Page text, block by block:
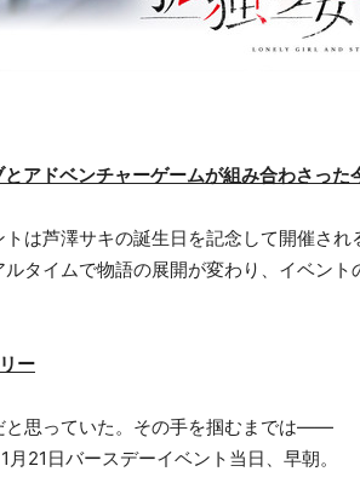
アドベンチャーゲームが組み合わさった
トは芦澤サキの誕生日を記念して開催さ
ルタイムで物語の展開が変わり、イベン
ー
と思っていた。その手を掴むまでは――
月21日バースデーイベント当日、早朝。